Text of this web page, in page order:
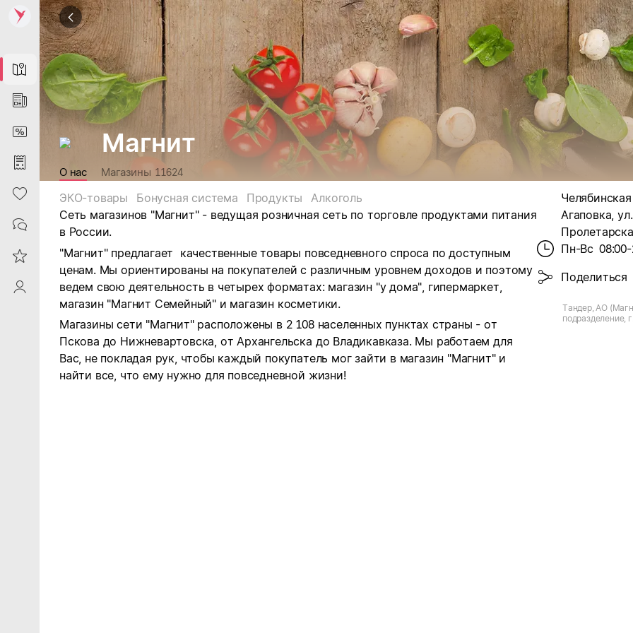
Map
News
DiscountCard
Purchases
Heart
Contacts
Reviews
ProfileSaby
Магнит
О нас Магазины 11624
ЭКО-товары Бонусная система Продукты
Алкоголь
Сеть магазинов "Магнит" - ведущая розничная сеть по торговле продуктами питания
в России.
"Магнит" предлагает качественные товары повседневного спроса по доступным
ценам. Мы ориентированы на покупателей с различным уровнем доходов и поэтому
ведем свою деятельность в четырех форматах: магазин "у дома", гипермаркет,
магазин "Магнит Семейный" и магазин косметики.
Магазины сети "Магнит" расположены в 2 108 населенных пунктах страны - от
Пскова до Нижневартовска, от Архангельска до Владикавказа. Мы работаем для
Вас, не покладая рук, чтобы каждый покупатель мог зайти в магазин "Магнит" и
найти все, что ему нужно для повседневной жизни!
Агаповка, ул.
Пн-Вс
Поделиться
Тандер, АО
подразделение,